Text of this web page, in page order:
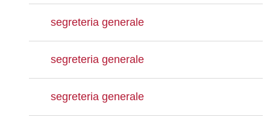
segreteria generale
segreteria generale
segreteria generale